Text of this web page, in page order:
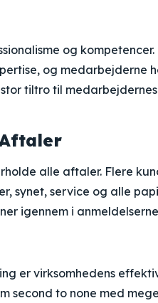
og kompetencer.
og medarbejderne
tiltro til
alle aftaler. Flere
synet, service og alle
igennem i
er virksomhedens
second to none med